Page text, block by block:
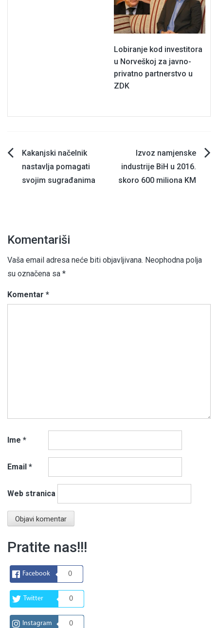
Lobiranje kod investitora
u Norveškoj za javno-
privatno partnerstvo u
ZDK
Navigacija
članaka
Kakanjski načelnik
nastavlja pomagati
svojim sugrađanima
Izvoz namjenske
industrije BiH u 2016.
skoro 600 miliona KM
Komentariši
Vaša email adresa neće biti objavljivana. Neophodna polja
su označena sa *
Komentar *
Ime *
Email *
Web stranica
Pratite nas!!!
Facebook 0
Twitter 0
Instagram 0